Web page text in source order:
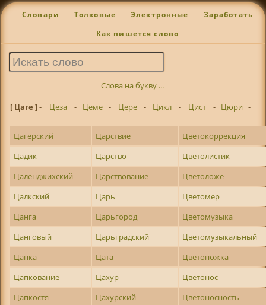
Словари Толковые Электронные Заработать
Как пишется слово
Слова на букву ...
[ Цаге ]- Цеза - Цеме - Цере - Цикл - Цист - Цюри -
Цагерский Царствие
Цветокоррекция
Цадик
Царство
Цветолистик
Цаленджихский
Царствование
Цветоложе
Цалкский
Царь
Цветомер
Цанга
Царьгород
Цветомузыка
Цанговый
Царьградский
Цветомузыкальный
Цапка
Цата
Цветоножка
Цапкование
Цахур
Цветонос
Цапкостя
Цахурский
Цветоносность